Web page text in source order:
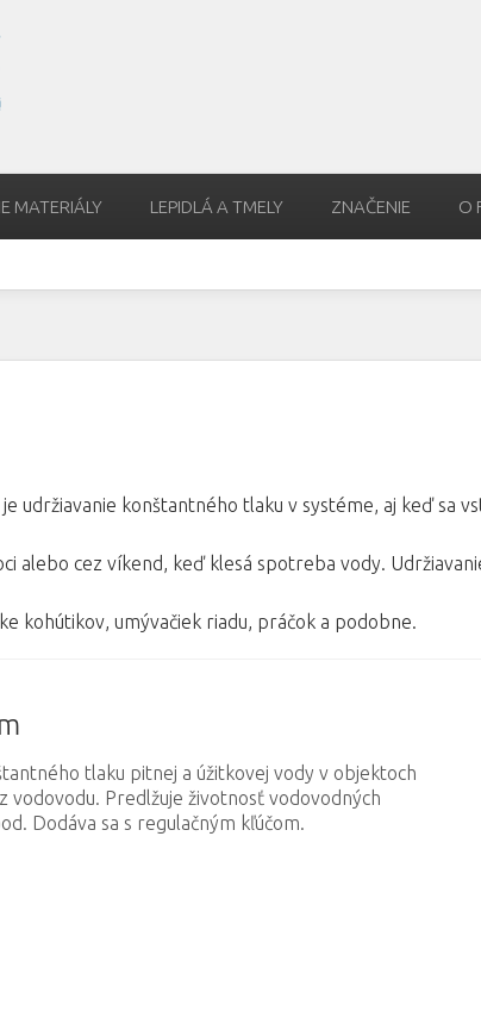
MATERIÁLY LEPIDLÁ A TMELY ZNAČENIE O
udržiavanie konštantného tlaku v systéme, aj keď sa
alebo cez víkend, keď klesá spotreba vody.
kohútikov, umývačiek riadu, práčok a podobne.
tlaku pitnej a úžitkovej vody v objektoch
Predlžuje životnosť vodovodných
Dodáva sa s regulačným kľúčom.